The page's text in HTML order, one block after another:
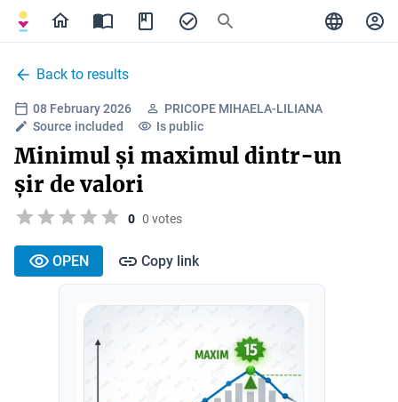
Back to results
08 February 2026
PRICOPE MIHAELA-LILIANA
Source included
Is public
Minimul și maximul dintr-un
șir de valori
0 0 votes
OPEN Copy link